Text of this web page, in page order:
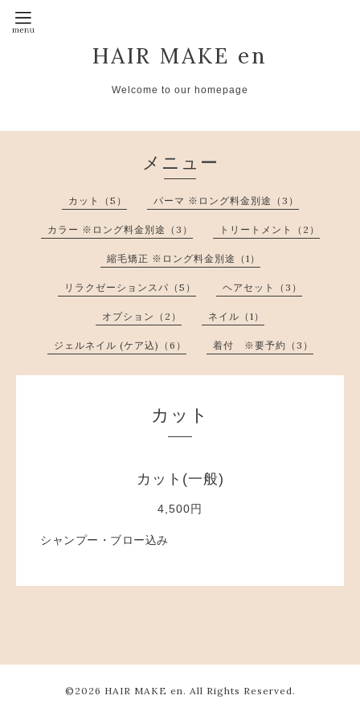
HAIR MAKE en
Welcome to our homepage
メニュー
カット（5） パーマ ※ロング料金別途（3）
カラー ※ロング料金別途（3） トリートメント（2）
縮毛矯正 ※ロング料金別途（1）
リラクゼーションスパ（5） ヘアセット（3）
オプション（2） ネイル（1）
ジェルネイル (ケア込)（6） 着付 ※要予約（3）
カット
カット(一般)
4,500円
シャンプー・ブロー込み
©2026 HAIR MAKE en . All Rights Reserved.